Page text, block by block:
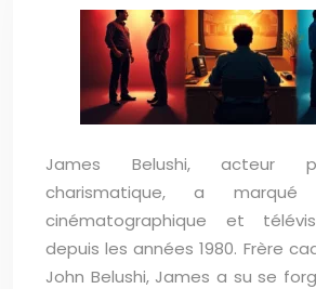
James Belushi, acteur
charismatique, a
cinématographique et
depuis les années 1980. Frère
John Belushi, James a su se